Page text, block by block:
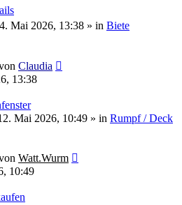
Mai 2026, 13:38 » in Biete
Claudia
13:38
Mai 2026, 10:49 » in Rumpf / Deck
Watt.Wurm
10:49